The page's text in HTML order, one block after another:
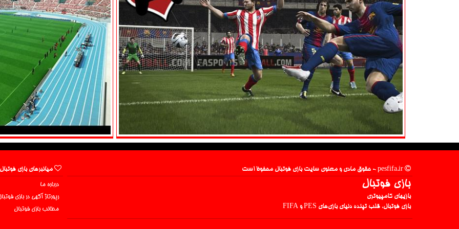
بازی فوتبال
بازیهای کامپیوتری
بازی فوتبال، قلب تپنده دنیای بازی‌های PES و FIFA
میانبرهای بازی
درباره ما
رپورتاژ آگهی در بازی
مطالب بازی فوتبال